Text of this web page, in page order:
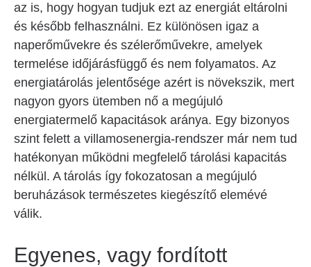
az is, hogy hogyan tudjuk ezt az energiát eltárolni
és később felhasználni. Ez különösen igaz a
naperőművekre és szélerőművekre, amelyek
termelése időjárásfüggő és nem folyamatos. Az
energiatárolás jelentősége azért is növekszik, mert
nagyon gyors ütemben nő a megújuló
energiatermelő kapacitások aránya. Egy bizonyos
szint felett a villamosenergia-rendszer már nem tud
hatékonyan működni megfelelő tárolási kapacitás
nélkül. A tárolás így fokozatosan a megújuló
beruházások természetes kiegészítő elemévé
válik.
Egyenes, vagy fordított